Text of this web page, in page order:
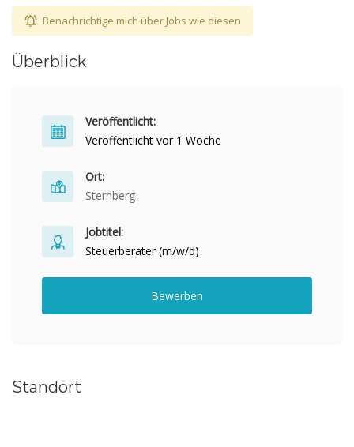
Benachrichtige mich über Jobs wie diesen
Überblick
Veröffentlicht:
Veröffentlicht vor 1 Woche
Ort:
Sternberg
Jobtitel:
Steuerberater (m/w/d)
Bewerben
Standort